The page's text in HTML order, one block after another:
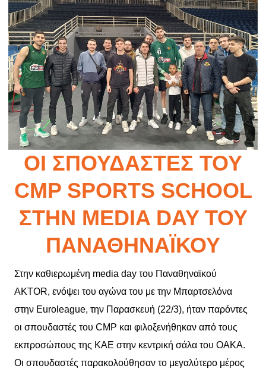
ΟΙ ΣΠΟΥΔΑΣΤΈΣ ΤΟΥ
CMP SPORTS SCHOOL
ΣΤΗΝ MEDIA DAY ΤΟΥ
ΠΑΝΑΘΗΝΑΪΚΟΎ
Στην καθιερωμένη media day του Παναθηναϊκού
ΑKTOR, ενόψει του αγώνα του με την Μπαρτσελόνα
στην Euroleague, την Παρασκευή (22/3), ήταν παρόντες
οι σπουδαστές του CMP και φιλοξενήθηκαν από τους
εκπροσώπους της ΚΑΕ στην κεντρική σάλα του ΟΑΚΑ.
Οι σπουδαστές παρακολούθησαν το μεγαλύτερο μέρος